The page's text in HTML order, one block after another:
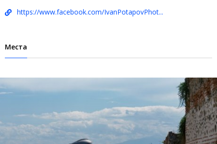
https://www.facebook.com/IvanPotapovPhot...
Места